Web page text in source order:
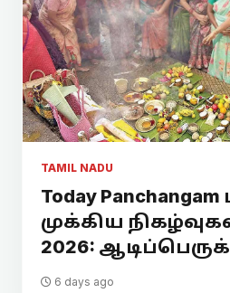
TAMIL NADU
Today
முக்கிய
2026:
6 days ago